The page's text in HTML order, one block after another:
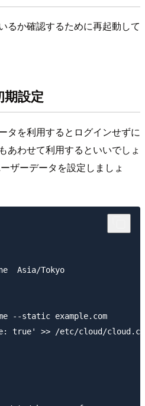
るか確認するために再起動して
設定
タを利用するとログインせずに
あわせて利用するといいでしょ
ザーデータを設定しましょ
Asia/Tokyo
--static example.com
true' >> /etc/cloud/